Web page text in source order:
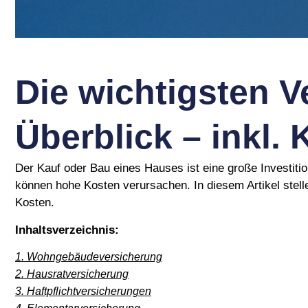
Die wichtigsten
Überblick – inkl.
Der Kauf oder Bau eines Hauses ist eine große
können hohe Kosten verursachen. In diesem Artikel
Kosten.
Inhaltsverzeichnis:
1. Wohngebäudeversicherung
2. Hausratversicherung
3. Haftpflichtversicherungen